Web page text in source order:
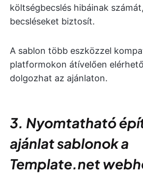
költségbecslés hibáinak
becsléseket biztosít.
A sablon több eszközzel
platformokon átívelően
dolgozhat az ajánlaton.
3. Nyomtatható
ajánlat sablonok a
Template.net